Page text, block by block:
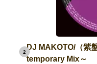
2
DJ MAKOTO/（紫
temporary Mix～